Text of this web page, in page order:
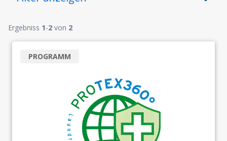
Ergebniss 1-2 von 2
PROGRAMM